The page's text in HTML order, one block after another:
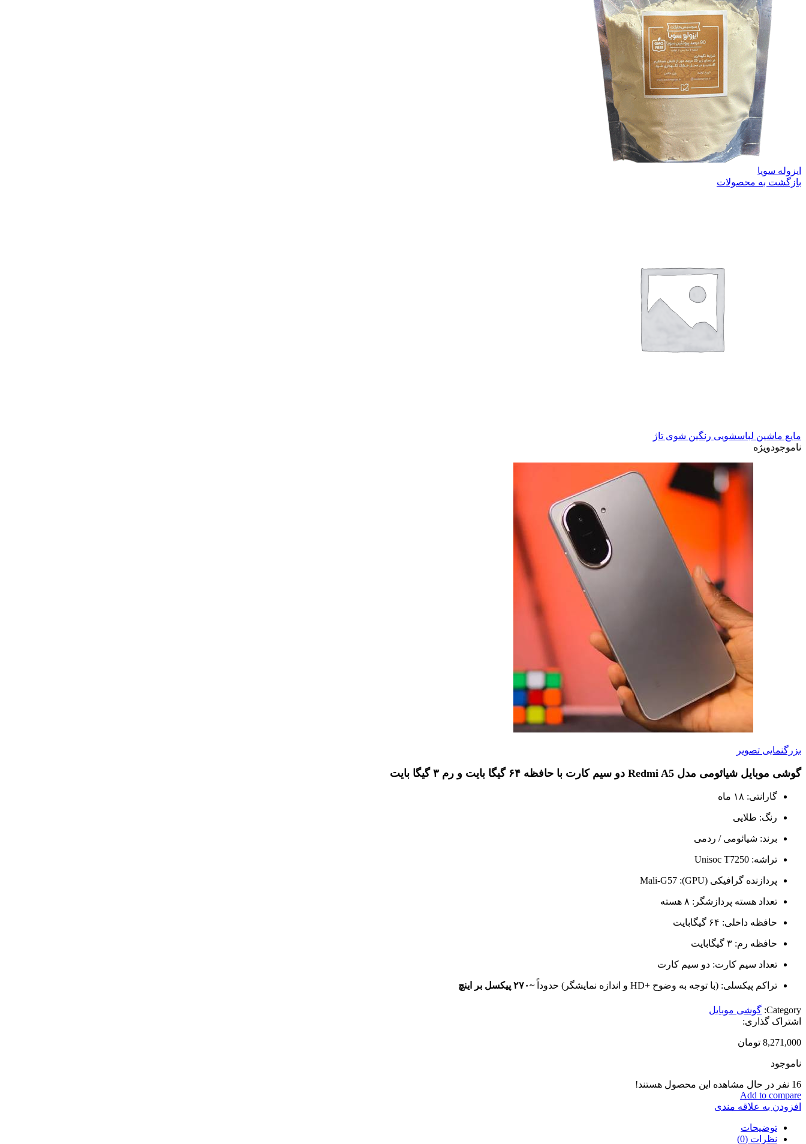
ایزوله سویا
بازگشت به محصولات
مایع ماشین لباسشویی رنگین شوی تاژ
ناموجودویژه
بزرگنمایی تصویر
گوشی موبایل شیائومی مدل Redmi A5 دو سیم کارت با حافظه ۶۴ گیگا بایت و رم ۳ گیگا بایت
گارانتی: ۱۸ ماه
رنگ: طلایی
برند: شیائومی / ردمی
تراشه: Unisoc T7250
پردازنده گرافیکی (GPU): Mali-G57
تعداد هسته پردازشگر: ۸ هسته
حافظه داخلی: ۶۴ گیگابایت
حافظه رم: ۳ گیگابایت
تعداد سیم کارت: دو سیم کارت
تراکم پیکسلی: (با توجه به وضوح +HD و اندازه نمایشگر) حدوداً ~۲۷۰ پیکسل بر اینچ
Category: گوشی موبایل
اشتراک گذاری:
8,271,000 تومان
ناموجود
16 نفر در حال مشاهده این محصول هستند!
Add to compare
افزودن به علاقه مندی
توضیحات
نظرات (0)